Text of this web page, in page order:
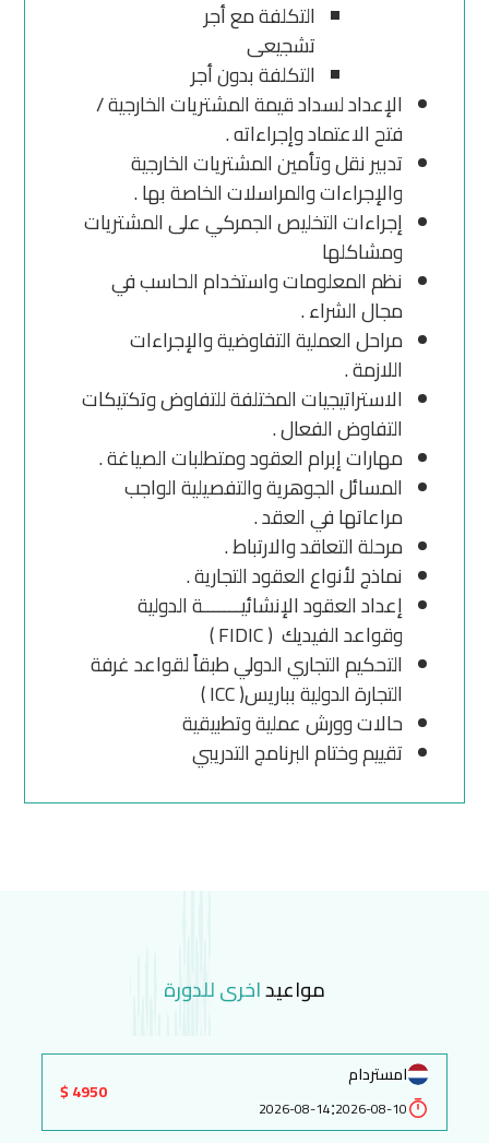
التكلفة مع أجر
تشجيعى
التكلفة بدون أجر
الإعداد لسداد قيمة المشتريات الخارجية /
فتح الاعتماد وإجراءاته .
تدبير نقل وتأمين المشتريات الخارجية
والإجراءات والمراسلات الخاصة بها .
إجراءات التخليص الجمركي على المشتريات
ومشاكلها
نظم المعلومات واستخدام الحاسب في
مجال الشراء .
مراحل العملية التفاوضية والإجراءات
اللازمة .
الاستراتيجيات المختلفة للتفاوض وتكتيكات
التفاوض الفعال .
مهارات إبرام العقود ومتطلبات الصياغة .
المسائل الجوهرية والتفصيلية الواجب
مراعاتها في العقد .
مرحلة التعاقد والارتباط .
نماذج لأنواع العقود التجارية .
إعداد العقود الإنشائيـــــــة الدولية
وقواعد الفيديك ( FIDIC )
التحكيم التجاري الدولي طبقاً لقواعد غرفة
التجارة الدولية بباريس( ICC )
حالات وورش عملية وتطبيقية
تقييم وختام البرنامج التدريبي
مواعيداخرى للدورة
امستردام
2026-08-10
:
2026-08-14
4950 $